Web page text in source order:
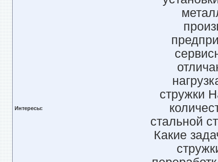
Интересы:
стружки
стальной
Какие